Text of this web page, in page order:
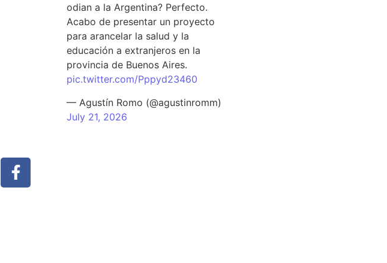
odian a la Argentina? Perfecto.
Acabo de presentar un proyecto
para arancelar la salud y la
educación a extranjeros en la
provincia de Buenos Aires.
pic.twitter.com/Pppyd23460
— Agustín Romo (@agustinromm)
July 21, 2026